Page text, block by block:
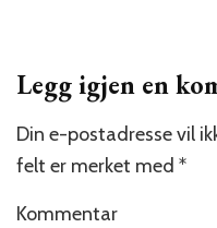
Legg igjen en
Din e-postadresse vil
felt er merket med *
Kommentar